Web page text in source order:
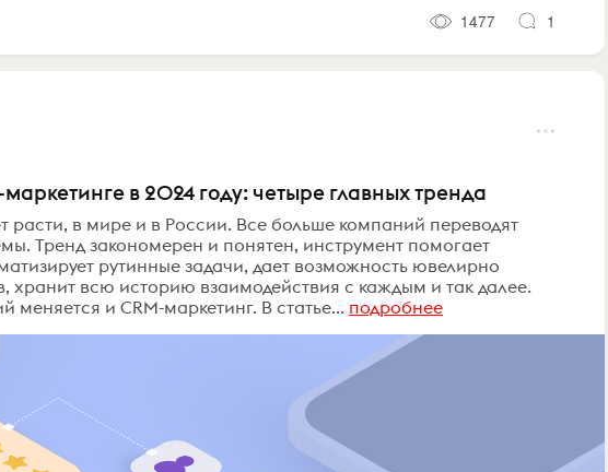
1477 1
в 2024 году: четыре главных тренда
расти, в мире и в России. Все больше компаний переводят
Тренд закономерен и понятен, инструмент помогает
рутинные задачи, дает возможность ювелирно
хранит всю историю взаимодействия с каждым и так далее.
меняется и CRM-маркетинг. В статье... подробнее